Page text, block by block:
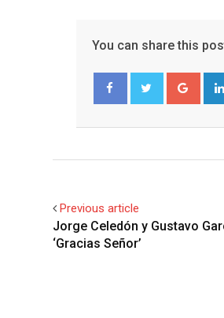
You can share this
Previous article
Jorge Celedón y Gustavo
‘Gracias Señor’